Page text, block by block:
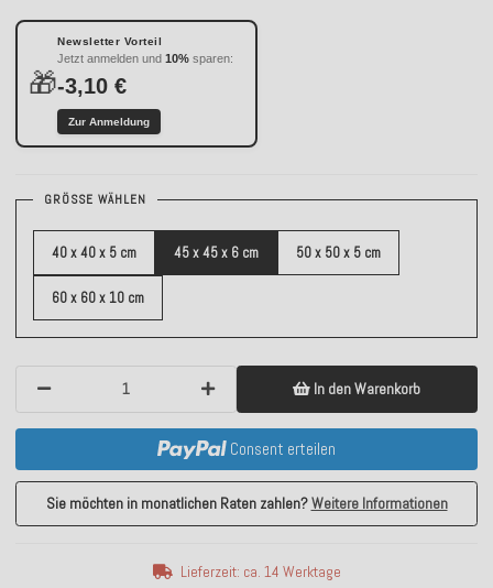
🎁
Newsletter Vorteil
Jetzt anmelden und 10% sparen:
-3,10 €
Zur Anmeldung
GRÖSSE WÄHLEN
40 x 40 x 5 cm 45 x 45 x 6 cm 50 x 50 x 5 cm
60 x 60 x 10 cm
In den Warenkorb
Consent erteilen
Sie möchten in monatlichen Raten zahlen?Weitere Informationen
Lieferzeit: ca. 14 Werktage